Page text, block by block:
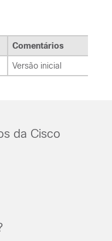
Comentários
Versão inicial
da Cisco